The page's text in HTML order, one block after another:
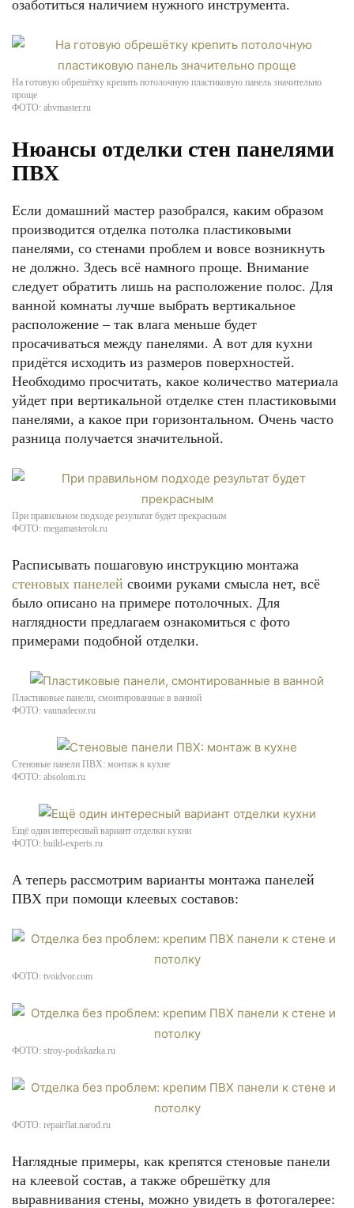
озаботиться наличием нужного инструмента.
На готовую обрешётку крепить потолочную пластиковую панель значительно
проще
ФОТО: abvmaster.ru
Нюансы отделки стен панелями
ПВХ
Если домашний мастер разобрался, каким образом
производится отделка потолка пластиковыми
панелями, со стенами проблем и вовсе возникнуть
не должно. Здесь всё намного проще. Внимание
следует обратить лишь на расположение полос. Для
ванной комнаты лучше выбрать вертикальное
расположение – так влага меньше будет
просачиваться между панелями. А вот для кухни
придётся исходить из размеров поверхностей.
Необходимо просчитать, какое количество материала
уйдет при вертикальной отделке стен пластиковыми
панелями, а какое при горизонтальном. Очень часто
разница получается значительной.
При правильном подходе результат будет прекрасным
ФОТО: megamasterok.ru
Расписывать пошаговую инструкцию монтажа
стеновых панелей своими руками смысла нет, всё
было описано на примере потолочных. Для
наглядности предлагаем ознакомиться с фото
примерами подобной отделки.
Пластиковые панели, смонтированные в ванной
ФОТО: vannadecor.ru
Стеновые панели ПВХ: монтаж в кухне
ФОТО: absolom.ru
Ещё один интересный вариант отделки кухни
ФОТО: build-experts.ru
А теперь рассмотрим варианты монтажа панелей
ПВХ при помощи клеевых составов:
ФОТО: tvoidvor.com
ФОТО: stroy-podskazka.ru
ФОТО: repairflat.narod.ru
Наглядные примеры, как крепятся стеновые панели
на клеевой состав, а также обрешётку для
выравнивания стены, можно увидеть в фотогалерее: